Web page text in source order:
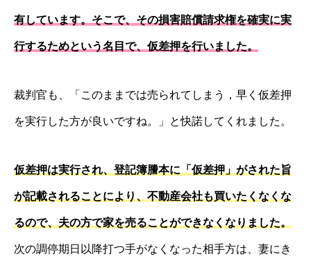
有しています。 そこで、その損害賠償請求権を確実に実
行するためという名目で、仮差押を行いました。
裁判官も、「このままでは売られてしまう，早く仮差押
を実行した方が良いですね。」と快諾してくれました。
仮差押は実行され、登記簿謄本に「仮差押」がされた旨
が記載されることにより、不動産会社も買いたくなくな
るので、夫の方で家を売ることができなくなりました。
次の調停期日以降打つ手がなくなった相手方は、妻にき